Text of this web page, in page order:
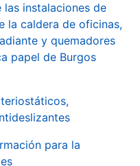
instalaciones de
la caldera de oficinas,
y quemadores
papel de Burgos
para la